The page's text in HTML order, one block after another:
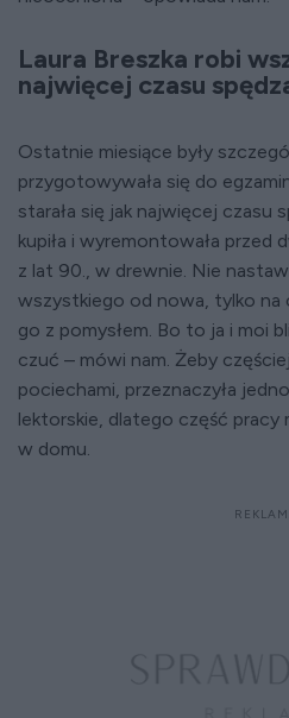
Laura Breszka robi
najwięcej czasu
Ostatnie miesiące były
przygotowywała się do
starała się jak najwięcej czasu
kupiła i wyremontowała przed
z lat 90., w drewnie. Nie
wszystkiego od nowa, tylko na
go z pomysłem. Bo to ja i moi
czuć – mówi nam. Żeby
pociechami, przeznaczyła
lektorskie, dlatego część pracy
w domu.